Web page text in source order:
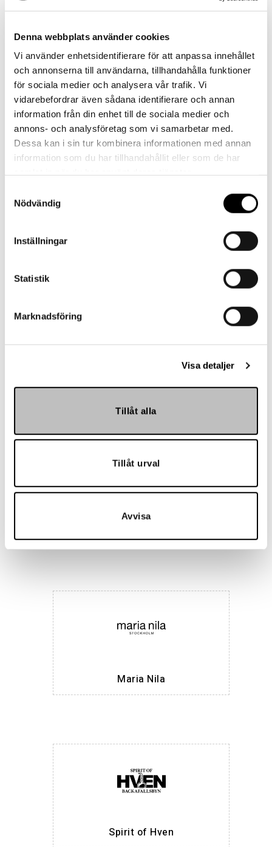
Denna webbplats använder cookies
Vi använder enhetsidentifierare för att anpassa innehållet
och annonserna till användarna, tillhandahålla funktioner
för sociala medier och analysera vår trafik. Vi
vidarebefordrar även sådana identifierare och annan
information från din enhet till de sociala medier och
annons- och analysföretag som vi samarbetar med.
Dessa kan i sin tur kombinera informationen med annan
information som du har tillhandahållit eller som de har
Nödvändig
Inställningar
Statistik
Marknadsföring
Visa detaljer
Tillåt alla
Tillåt urval
Avvisa
Kontakt
Har du frågor eller behöver hjälp?
Vi finns här för dig!
Vår kundtjänst är tillgänglig Mån – Fre: 07:30 –
16:30
Maria Nila
Spirit of Hven